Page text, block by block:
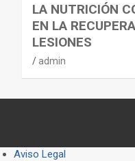
LA NUTRICIÓN
EN LA
LESIONES
admin
Aviso Legal